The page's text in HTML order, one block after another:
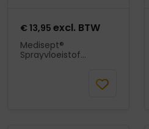
€ 13,95 excl. BTW
Medisept®
Sprayvloeistof